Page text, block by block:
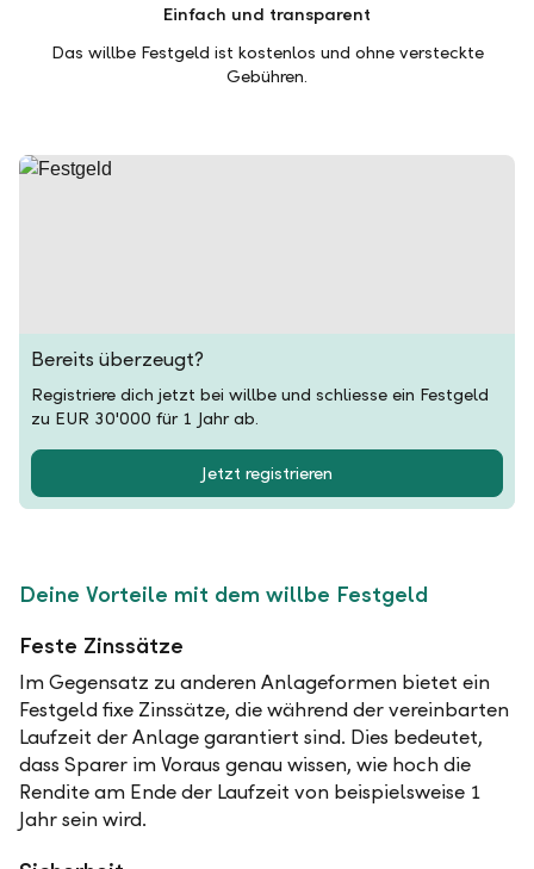
Einfach und transparent
Das willbe Festgeld ist kostenlos und ohne versteckte
Gebühren.
Bereits überzeugt?
Registriere dich jetzt bei willbe und schliesse ein Festgeld
zu EUR 30'000 für 1 Jahr ab.
Jetzt registrieren
Deine Vorteile mit dem willbe Festgeld
Feste Zinssätze
Im Gegensatz zu anderen Anlageformen bietet ein
Festgeld fixe Zinssätze, die während der vereinbarten
Laufzeit der Anlage garantiert sind. Dies bedeutet,
dass Sparer im Voraus genau wissen, wie hoch die
Rendite am Ende der Laufzeit von beispielsweise 1
Jahr sein wird.